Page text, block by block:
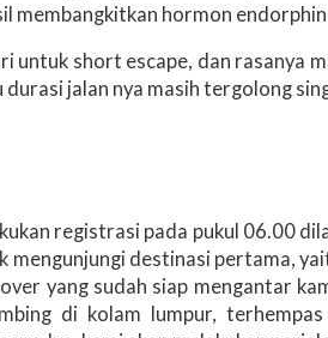
membangkitkan hormon
untuk short escape, dan rasanya
durasi jalan nya masih tergolong
registrasi pada pukul 06.00
mengunjungi destinasi pertama,
yang sudah siap mengantar
di kolam lumpur,